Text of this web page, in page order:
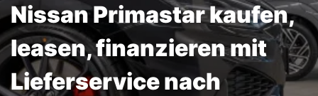
Nissan Primastar kaufen,
leasen, finanzieren mit
Lieferservice nach